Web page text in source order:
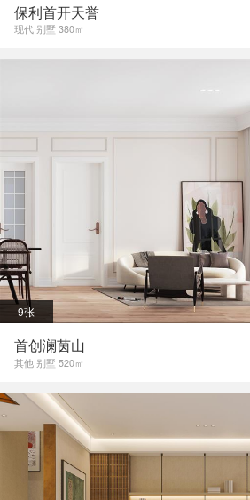
保利首开天誉
现代 别墅 380㎡
9张
首创澜茵山
其他 别墅 520㎡